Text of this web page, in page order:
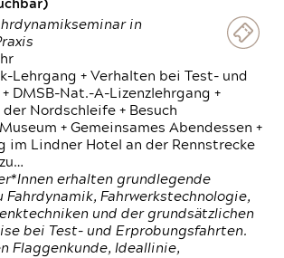
in
Lehrgang + Verhalten bei Test- und
DMSB-Nat.-A-Lizenzlehrgang +
der Nordschleife + Besuch
+ Gemeinsames Abendessen +
im Lindner Hotel an der Rennstrecke
erhalten grundlegende
Fahrdynamik, Fahrwerkstechnologie,
und der grundsätzlichen
bei Test- und Erprobungsfahrten.
Flaggenkunde, Ideallinie,